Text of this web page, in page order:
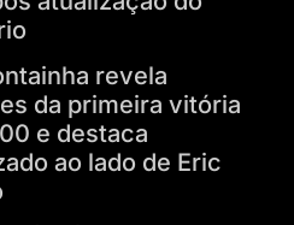
revela
da primeira vitória
e destaca
ao lado de Eric